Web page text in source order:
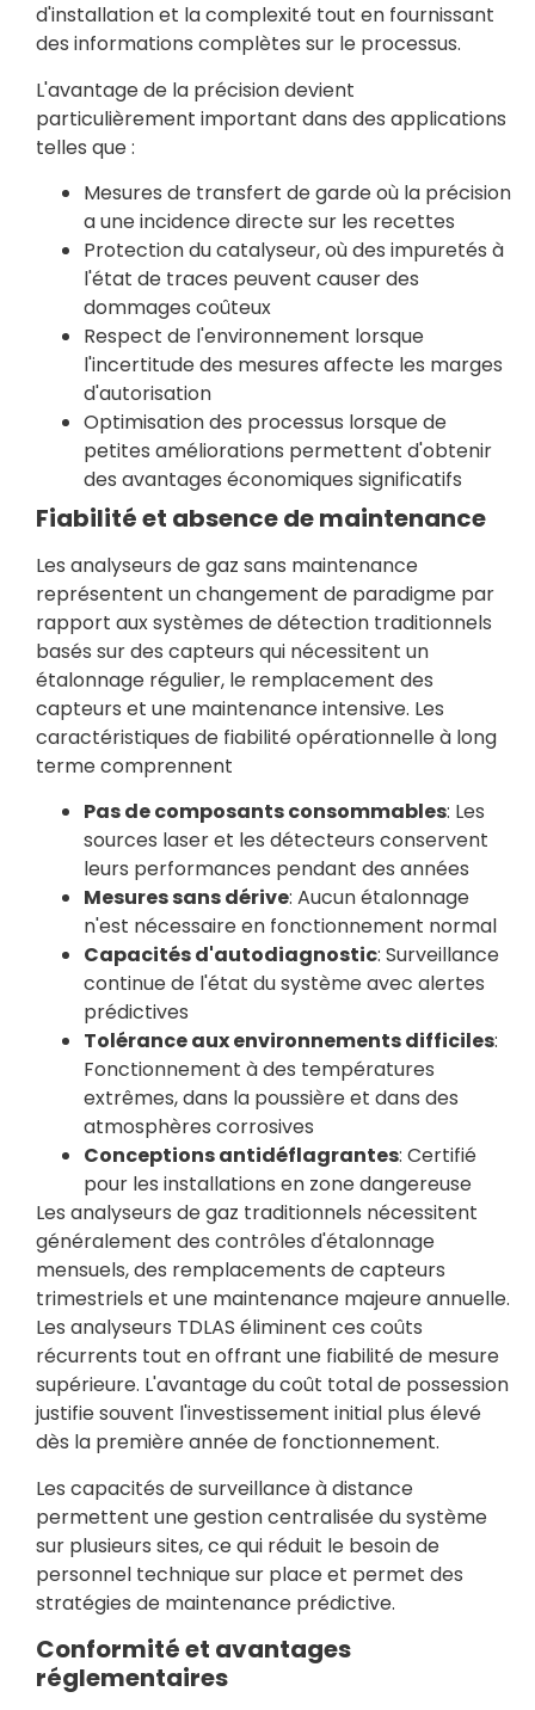
d'installation et la complexité tout en fournissant
des informations complètes sur le processus.
L'avantage de la précision devient
particulièrement important dans des applications
telles que :
Mesures de transfert de garde où la précision
a une incidence directe sur les recettes
Protection du catalyseur, où des impuretés à
l'état de traces peuvent causer des
dommages coûteux
Respect de l'environnement lorsque
l'incertitude des mesures affecte les marges
d'autorisation
Optimisation des processus lorsque de
petites améliorations permettent d'obtenir
des avantages économiques significatifs
Fiabilité et absence de maintenance
Les analyseurs de gaz sans maintenance
représentent un changement de paradigme par
rapport aux systèmes de détection traditionnels
basés sur des capteurs qui nécessitent un
étalonnage régulier, le remplacement des
capteurs et une maintenance intensive. Les
caractéristiques de fiabilité opérationnelle à long
terme comprennent
Pas de composants consommables: Les
sources laser et les détecteurs conservent
leurs performances pendant des années
Mesures sans dérive: Aucun étalonnage
n'est nécessaire en fonctionnement normal
Capacités d'autodiagnostic: Surveillance
continue de l'état du système avec alertes
prédictives
Tolérance aux environnements difficiles:
Fonctionnement à des températures
extrêmes, dans la poussière et dans des
atmosphères corrosives
Conceptions antidéflagrantes: Certifié
pour les installations en zone dangereuse
Les analyseurs de gaz traditionnels nécessitent
généralement des contrôles d'étalonnage
mensuels, des remplacements de capteurs
trimestriels et une maintenance majeure annuelle.
Les analyseurs TDLAS éliminent ces coûts
récurrents tout en offrant une fiabilité de mesure
supérieure. L'avantage du coût total de possession
justifie souvent l'investissement initial plus élevé
dès la première année de fonctionnement.
Les capacités de surveillance à distance
permettent une gestion centralisée du système
sur plusieurs sites, ce qui réduit le besoin de
personnel technique sur place et permet des
stratégies de maintenance prédictive.
Conformité et avantages
réglementaires